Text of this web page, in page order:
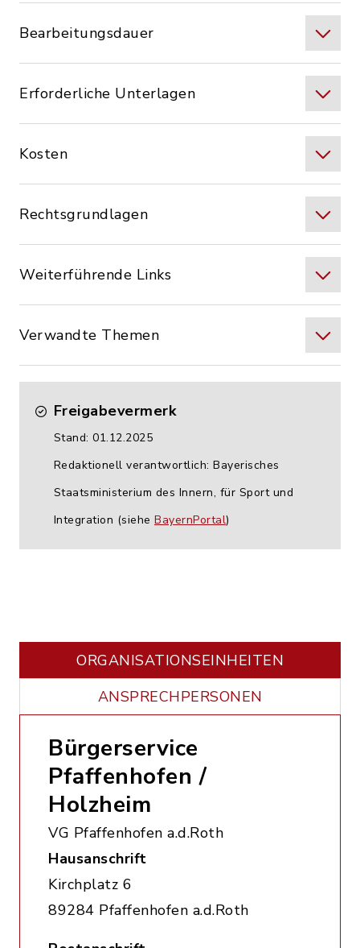
Bearbeitungsdauer
Erforderliche Unterlagen
Kosten
Rechtsgrundlagen
Weiterführende Links
Verwandte Themen
Freigabevermerk
Stand: 01.12.2025
Redaktionell verantwortlich: Bayerisches
Staatsministerium des Innern, für Sport und
Integration (siehe BayernPortal)
ORGANISATIONS­EINHEITEN
ANSPRECHPERSONEN
Bürgerservice
Pfaffenhofen /
Holzheim
VG Pfaffenhofen a.d.Roth
Hausanschrift
Kirchplatz 6
89284 Pfaffenhofen a.d.Roth